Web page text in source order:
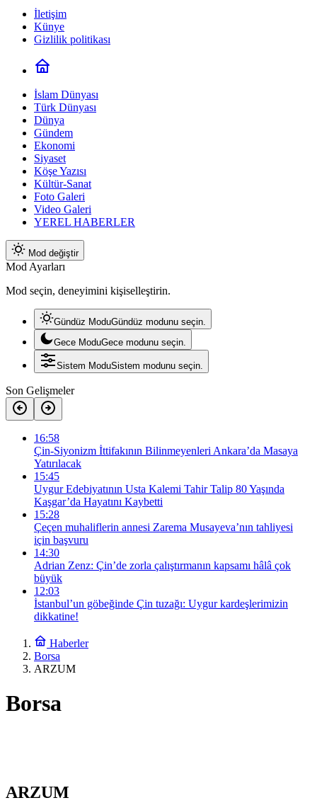
İletişim
Künye
Gizlilik politikası
İslam Dünyası
Türk Dünyası
Dünya
Gündem
Ekonomi
Siyaset
Köşe Yazısı
Kültür-Sanat
Foto Galeri
Video Galeri
YEREL HABERLER
Mod değiştir
Mod Ayarları
Mod seçin, deneyimini kişiselleştirin.
Gündüz ModuGündüz modunu seçin.
Gece ModuGece modunu seçin.
Sistem ModuSistem modunu seçin.
Son Gelişmeler
16:58
Çin-Siyonizm İttifakının Bilinmeyenleri Ankara’da Masaya
Yatırılacak
15:45
Uygur Edebiyatının Usta Kalemi Tahir Talip 80 Yaşında
Kaşgar’da Hayatını Kaybetti
15:28
Çeçen muhaliflerin annesi Zarema Musayeva’nın tahliyesi
için başvuru
14:30
Adrian Zenz: Çin’de zorla çalıştırmanın kapsamı hâlâ çok
büyük
12:03
İstanbul’un göbeğinde Çin tuzağı: Uygur kardeşlerimizin
dikkatine!
Haberler
Borsa
ARZUM
Borsa
ARZUM